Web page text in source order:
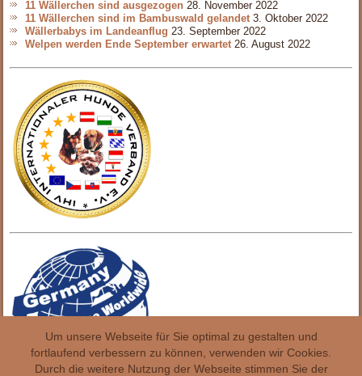
11 Wällerchen sind ausgezogen 28. November 2022
11 Wällerchen sind im Bambuswald gelandet 3. Oktober 2022
Wällerbabys im Landeanflug 23. September 2022
Welpen werden Ende September erwartet 26. August 2022
Um unsere Webseite für Sie optimal zu gestalten und
fortlaufend verbessern zu können, verwenden wir Cookies.
Durch die weitere Nutzung der Webseite stimmen Sie der